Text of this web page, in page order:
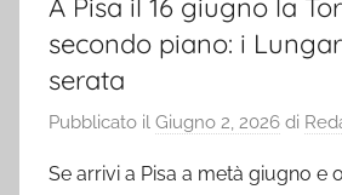
A Pisa il 16 giugno la
secondo piano: i
serata
Pubblicato il Giugno 2, 2026 di
Se arrivi a Pisa a metà giugno e